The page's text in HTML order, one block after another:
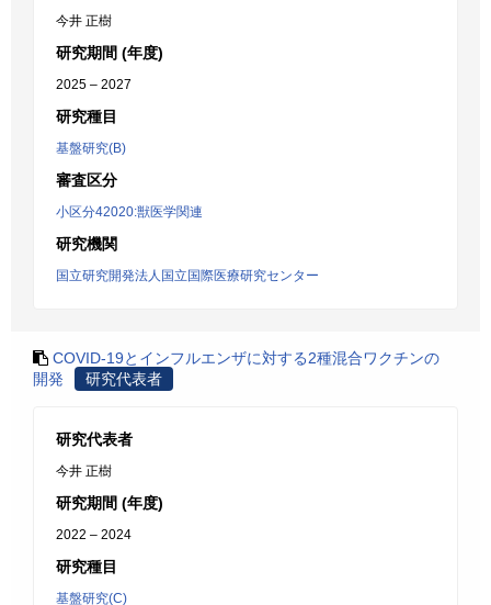
今井 正樹
研究期間 (年度)
2025 – 2027
研究種目
基盤研究(B)
審査区分
小区分42020:獣医学関連
研究機関
国立研究開発法人国立国際医療研究センター
COVID-19とインフルエンザに対する2種混合ワクチンの
開発
研究代表者
研究代表者
今井 正樹
研究期間 (年度)
2022 – 2024
研究種目
基盤研究(C)